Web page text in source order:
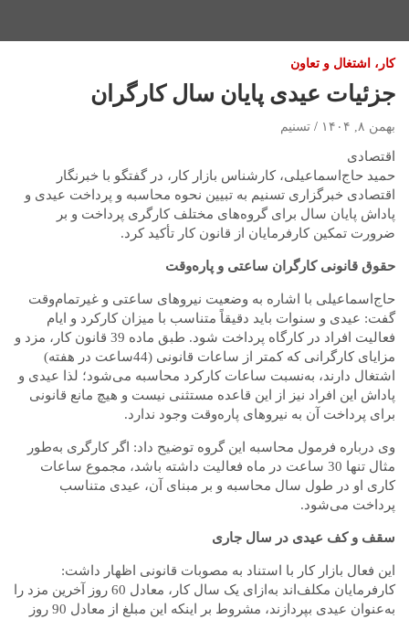
کار، اشتغال و تعاون
جزئیات عیدی پایان سال کارگران
بهمن ۸, ۱۴۰۴ تسنیم
اقتصادی
حمید حاج‌اسماعیلی، کارشناس بازار کار، در گفتگو با خبرنگار
اقتصادی خبرگزاری تسنیم به تبیین نحوه محاسبه و پرداخت عیدی و
پاداش پایان سال برای گروه‌های مختلف کارگری پرداخت و بر
ضرورت تمکین کارفرمایان از قانون کار تأکید کرد.
حقوق قانونی کارگران ساعتی و پاره‌‌وقت
حاج‌اسماعیلی با اشاره به وضعیت نیروهای ساعتی و غیرتمام‌وقت
گفت: عیدی و سنوات باید دقیقاً متناسب با میزان کارکرد و ایام
فعالیت افراد در کارگاه پرداخت شود. طبق ماده 39 قانون کار، مزد و
مزایای کارگرانی که کمتر از ساعات قانونی (44ساعت در هفته)
اشتغال دارند، به‌نسبت ساعات کارکرد محاسبه می‌شود؛ لذا عیدی و
پاداش این افراد نیز از این قاعده مستثنی نیست و هیچ مانع قانونی
برای پرداخت آن به نیروهای پاره‌‌وقت وجود ندارد.
وی درباره فرمول محاسبه این گروه توضیح داد: اگر کارگری به‌طور
مثال تنها 30 ساعت در ماه فعالیت داشته باشد، مجموع ساعات
کاری او در طول سال محاسبه و بر مبنای آن، عیدی متناسب
پرداخت می‌شود.
سقف و کف عیدی در سال جاری
این فعال بازار کار با استناد به مصوبات قانونی اظهار داشت:
کارفرمایان مکلف‌اند به‌ازای یک سال کار، معادل 60 روز آخرین مزد را
به‌عنوان عیدی بپردازند، مشروط بر اینکه این مبلغ از معادل 90 روز